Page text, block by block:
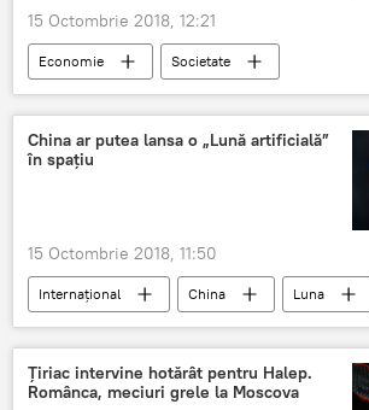
15 Octombrie 2018, 12:21
Economie
Societate
Confederaţia Sindicală Cartel Alfa
sărăcie
Eurostat
România
China ar putea lansa o „Lună artificială”
în spațiu
15 Octombrie 2018, 11:50
Internaţional China Luna
Țiriac intervine hotărât pentru Halep.
Românca, meciuri grele la Moscova